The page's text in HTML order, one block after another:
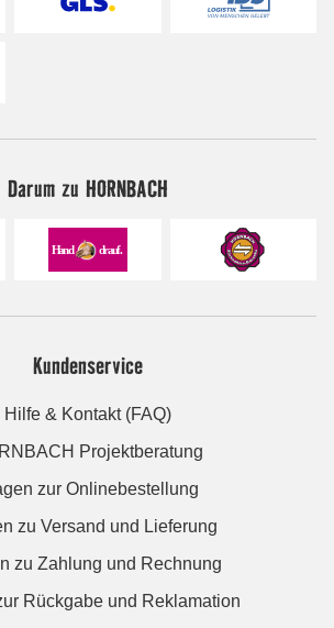
Darum zu HORNBACH
Kundenservice
Hilfe & Kontakt (FAQ)
Projektberatung
zur Onlinebestellung
zu Versand und Lieferung
zu Zahlung und Rechnung
Rückgabe und Reklamation